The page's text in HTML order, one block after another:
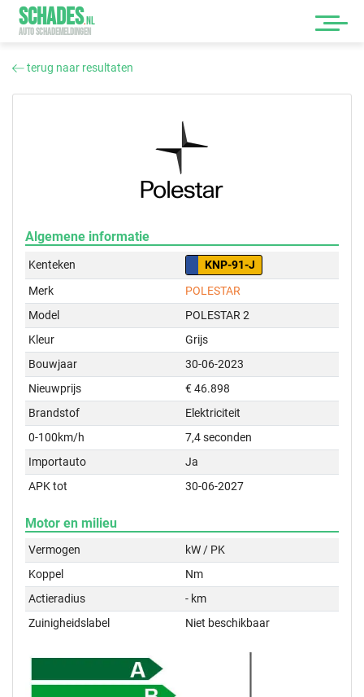
SCHADES.NL
AUTO SCHADEMELDINGEN
terug naar resultaten
Algemene informatie
Kenteken
KNP-91-J
Merk
POLESTAR
Model
POLESTAR 2
Kleur
Grijs
Bouwjaar
30-06-2023
Nieuwprijs
€ 46.898
Brandstof
Elektriciteit
0-100km/h
7,4 seconden
Importauto
Ja
APK tot
30-06-2027
Motor en milieu
Vermogen
kW / PK
Koppel
Nm
Actieradius
- km
Zuinigheidslabel
Niet beschikbaar